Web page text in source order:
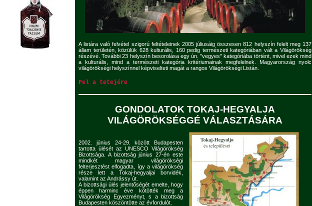
A listára való felvétel szigorú feltételeinek 2005 júliusáig összesen 812 helyszín felelt meg 137
állam területén, közülük 628 kulturális, 160 pedig természeti kategóriában vált a Világörökség
részévé. További 23 helyszín besorolása egy ún. "vegyes" kategóriába történt, mivel ezek mind
a kulturális, mind a természeti kategória kritériumainak megfelelnek. Magyarország nyolc
világörökségi helyszínnel képviselteti magát a rangos Világörökségi Listán.
Fel a tetejére
GONDOLATOK TOKAJ-HEGYALJA
VILÁGÖRÖKSÉGGÉ VÁLASZTÁSÁRA
2002. június 24-29. között Budapesten
tartotta ülését az UNESCO Világörökség
Bizottsága. A bizottság június 27-én este
mindkét magyar világörökségi
felterjesztést elfogadta, így a világörökség
része lett a Tokaj-hegyaljai borvidék,
valamint az Andrássy út.
A bizottsági ülés jelentőségét emelte, hogy
éppen harminc éve kötötték meg a
Világörökség Egyezményt, s a bizottság
Budapesten köszöntötte az évfordulót.